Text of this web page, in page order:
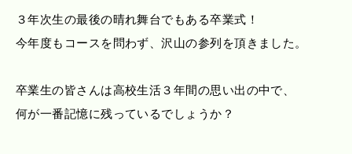
３年次生の最後の晴れ舞台でもある卒業式！
今年度もコースを問わず、沢山の参列を頂きました。
卒業生の皆さんは高校生活３年間の思い出の中で、
何が一番記憶に残っているでしょうか？